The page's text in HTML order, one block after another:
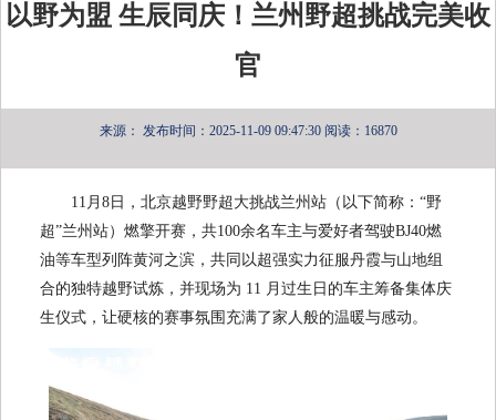
以野为盟 生辰同庆！兰州野超挑战完美收
官
来源： 发布时间：2025-11-09 09:47:30 阅读：16870
11月8日，北京越野野超大挑战兰州站（以下简称：“野
超”兰州站）燃擎开赛，共100余名车主与爱好者驾驶BJ40燃
油等车型列阵黄河之滨，共同以超强实力征服丹霞与山地组
合的独特越野试炼，并现场为 11 月过生日的车主筹备集体庆
生仪式，让硬核的赛事氛围充满了家人般的温暖与感动。